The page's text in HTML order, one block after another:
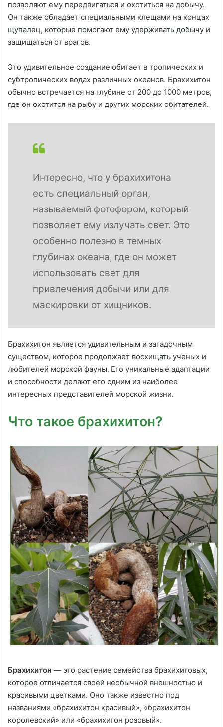
позволяют ему передвигаться и охотиться на добычу.
Он также обладает специальными клещами на концах
щупалец, которые помогают ему удерживать добычу и
защищаться от врагов.
Это удивительное создание обитает в тропических и
субтропических водах различных океанов. Брахихитон
обычно встречается на глубине от 200 до 1000 метров,
где он охотится на рыбу и других морских обитателей.
Интересно, что у брахихитона
есть специальный орган,
называемый фотофором, который
позволяет ему излучать свет. Это
особенно полезно в темных
глубинах океана, где он может
использовать свет для
привлечения добычи или для
маскировки от хищников.
Брахихитон является удивительным и загадочным
существом, которое продолжает восхищать ученых и
любителей морской фауны. Его уникальные адаптации
и способности делают его одним из наиболее
интересных представителей морской жизни.
Что такое брахихитон?
Брахихитон — это растение семейства брахихитовых,
которое отличается своей необычной внешностью и
красивыми цветками. Оно также известно под
названиями «брахихитон красивый», «брахихитон
королевский» или «брахихитон розовый».